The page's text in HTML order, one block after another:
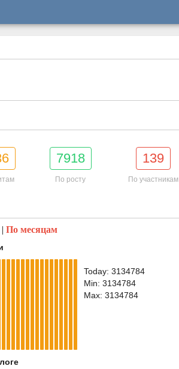
7918
По росту
139
По участникам
|По месяцам
Today: 3134784
Min: 3134784
Max: 3134784